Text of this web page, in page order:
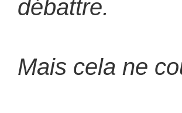
débattre.
Mais cela ne